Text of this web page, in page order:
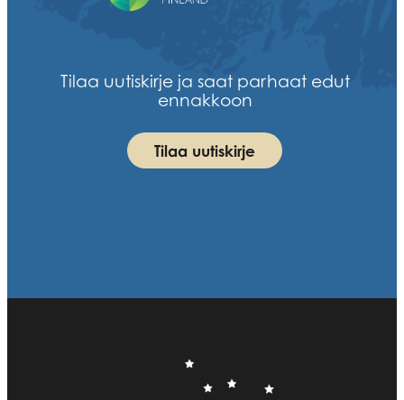
Tilaa uutiskirje ja saat parhaat edut
ennakkoon
Tilaa uutiskirje